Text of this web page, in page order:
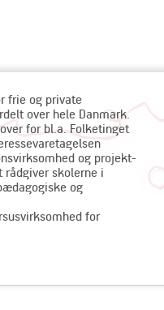
frie og private
over hele Danmark.
for bl.a. Folketinget
og projekt-
rådgiver skolerne i
og
for